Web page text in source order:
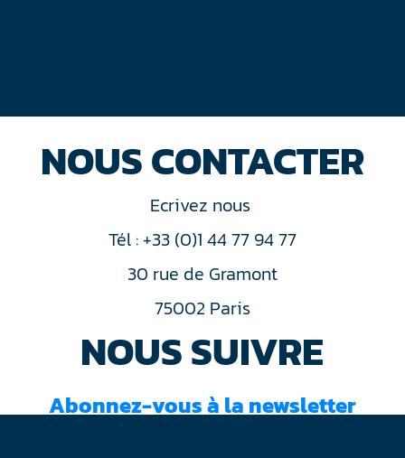
NOUS CONTACTER
Ecrivez nous
Tél : +33 (0)1 44 77 94 77
30 rue de Gramont
75002 Paris
NOUS SUIVRE
Abonnez-vous à la newsletter